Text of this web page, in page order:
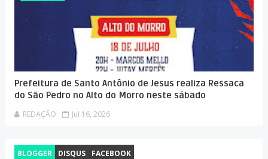
Prefeitura de Santo Antônio de Jesus realiza Ressaca
do São Pedro no Alto do Morro neste sábado
REDAÇÃO Jul 16, 2026
BLOGGER DISQUS FACEBOOK